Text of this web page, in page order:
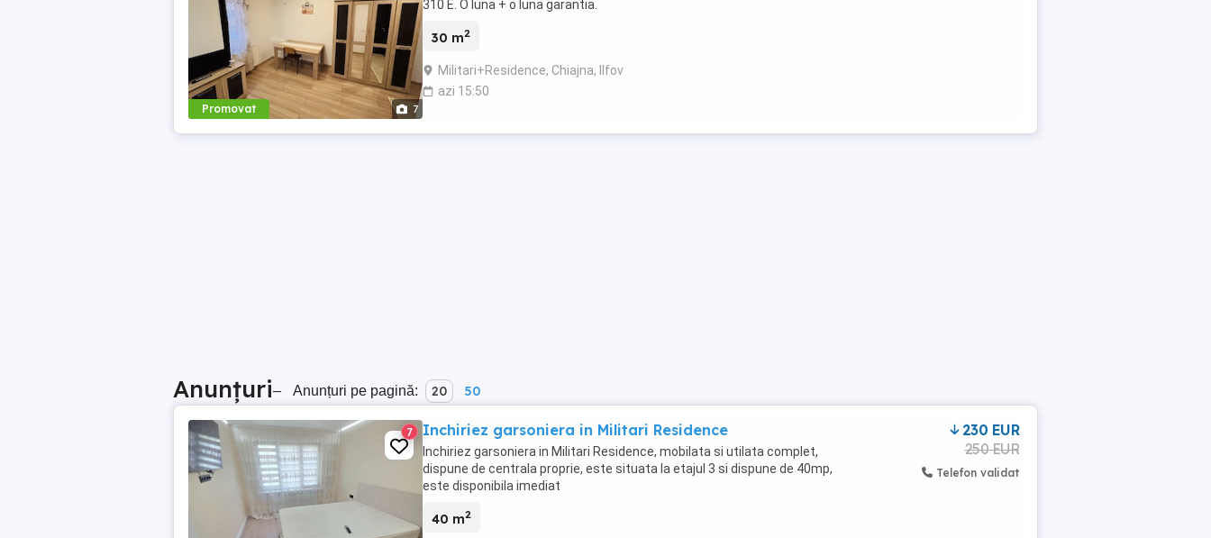
Promovat 7
310 E. O luna + o luna garantia.
30 m2
Militari+Residence, Chiajna, Ilfov
azi 15:50
Anunțuri– Anunțuri pe pagină: 20 50
7 Inchiriez garsoniera in Militari Residence
Inchiriez garsoniera in Militari Residence, mobilata si utilata complet,
dispune de centrala proprie, este situata la etajul 3 si dispune de 40mp,
este disponibila imediat
40 m2
230 EUR
250 EUR
Telefon validat